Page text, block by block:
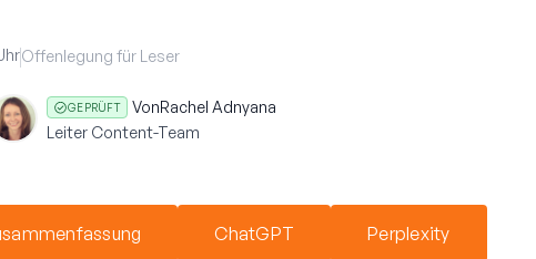
Offenlegung für Leser
GEPRÜFT VonRachel Adnyana
Leiter Content-Team
ChatGPT Perplexity